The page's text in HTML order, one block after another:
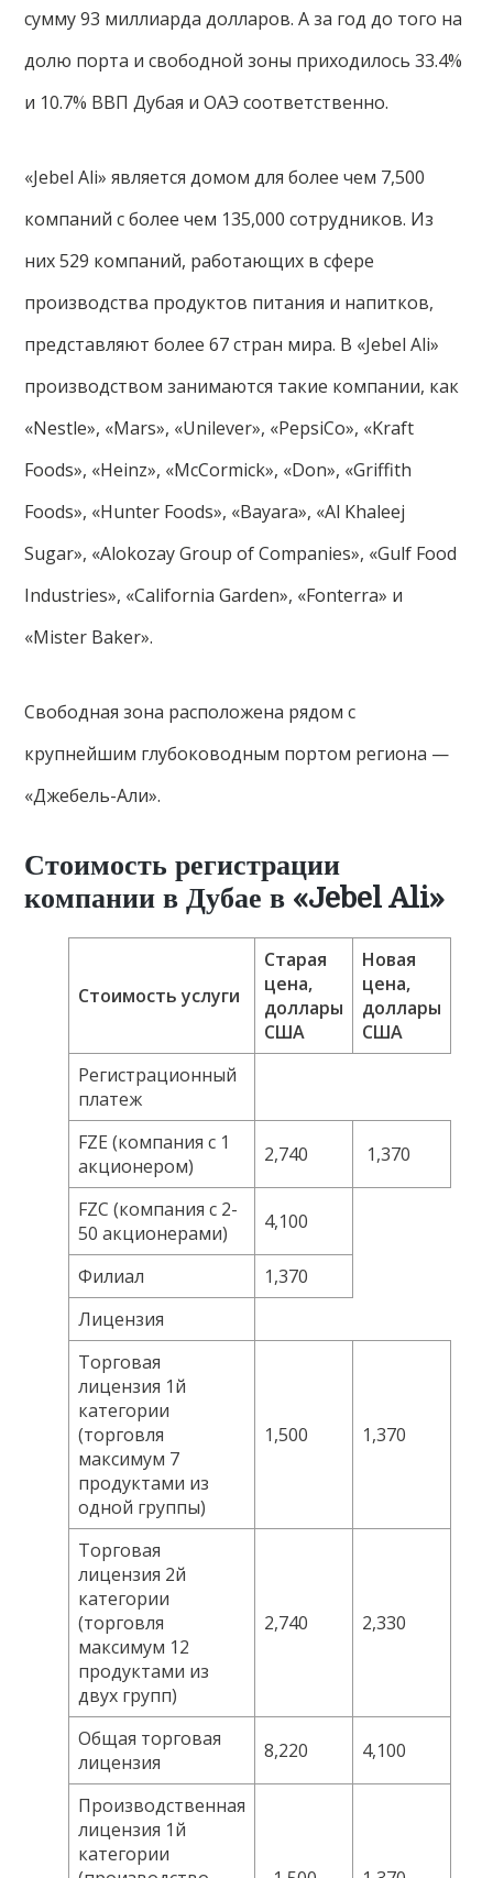
сумму 93 миллиарда долларов. А за год до того на
долю порта и свободной зоны приходилось 33.4%
и 10.7% ВВП Дубая и ОАЭ соответственно.
«Jebel Ali» является домом для более чем 7,500
компаний с более чем 135,000 сотрудников. Из
них 529 компаний, работающих в сфере
производства продуктов питания и напитков,
представляют более 67 стран мира. В «Jebel Ali»
производством занимаются такие компании, как
«Nestle», «Mars», «Unilever», «PepsiCo», «Kraft
Foods», «Heinz», «McCormick», «Don», «Griffith
Foods», «Hunter Foods», «Bayara», «Al Khaleej
Sugar», «Alokozay Group of Companies», «Gulf Food
Industries», «California Garden», «Fonterra» и
«Mister Baker».
Свободная зона расположена рядом с
крупнейшим глубоководным портом региона —
«Джебель-Али».
Стоимость регистрации
компании в Дубае в «Jebel Ali»
Стоимость услуги
Старая
цена,
доллары
США
Новая
цена,
доллары
США
Регистрационный
платеж
FZE (компания с 1
акционером)
2,740 1,370
FZC (компания с 2-
50 акционерами)
4,100
Филиал
1,370
Лицензия
Торговая
лицензия 1й
категории
(торговля
максимум 7
продуктами из
одной группы)
1,500 1,370
Торговая
лицензия 2й
категории
(торговля
максимум 12
продуктами из
двух групп)
2,740 2,330
Общая торговая
лицензия
8,220 4,100
Производственная
лицензия 1й
категории